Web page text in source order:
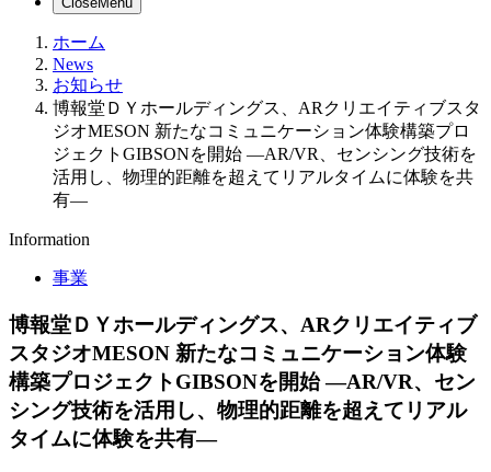
ホーム
News
お知らせ
博報堂ＤＹホールディングス、ARクリエイティブスタ
ジオMESON 新たなコミュニケーション体験構築プロ
ジェクトGIBSONを開始 ―AR/VR、センシング技術を
活用し、物理的距離を超えてリアルタイムに体験を共
有―
Information
事業
博報堂ＤＹホールディングス、ARクリエイティブ
スタジオMESON 新たなコミュニケーション体験
構築プロジェクトGIBSONを開始 ―AR/VR、セン
シング技術を活用し、物理的距離を超えてリアル
タイムに体験を共有―